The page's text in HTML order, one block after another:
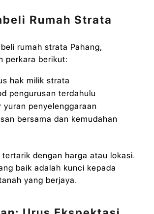
Rumah Strata
rumah strata Pahang,
perkara berikut:
hak milik strata
pengurusan terdahulu
yuran penyelenggaraan
bersama dan kemudahan
dengan harga atau lokasi.
baik adalah kunci kepada
yang berjaya.